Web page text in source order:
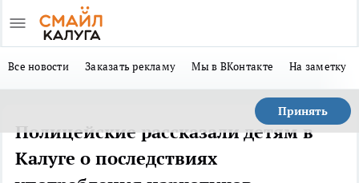
Все новости Заказать рекламу Мы в ВКонтакте На заметку
Принять
Полицейские рассказали детям в
Калуге о последствиях